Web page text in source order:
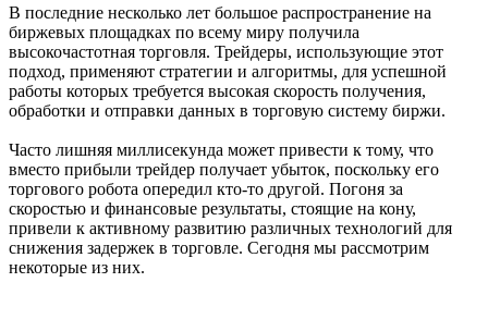
В последние несколько лет большое распространение на
биржевых площадках по всему миру получила
высокочастотная торговля. Трейдеры, использующие этот
подход, применяют стратегии и алгоритмы, для успешной
работы которых требуется высокая скорость получения,
обработки и отправки данных в торговую систему биржи.
Часто лишняя миллисекунда может привести к тому, что
вместо прибыли трейдер получает убыток, поскольку его
торгового робота опередил кто-то другой. Погоня за
скоростью и финансовые результаты, стоящие на кону,
привели к активному развитию различных технологий для
снижения задержек в торговле. Сегодня мы рассмотрим
некоторые из них.